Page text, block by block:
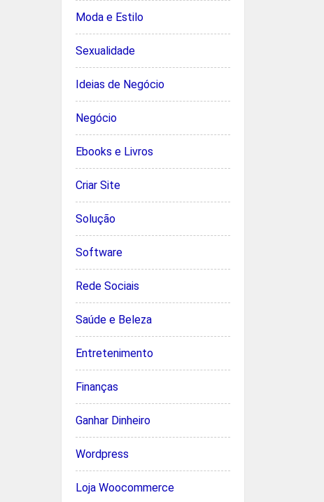
Moda e Estilo
Sexualidade
Ideias de Negócio
Negócio
Ebooks e Livros
Criar Site
Solução
Software
Rede Sociais
Saúde e Beleza
Entretenimento
Finanças
Ganhar Dinheiro
Wordpress
Loja Woocommerce